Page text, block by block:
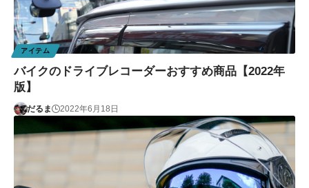
アイテム
バイクのドライブレコーダーおすすめ商品【2022年
版】
だるま 2022年6月18日